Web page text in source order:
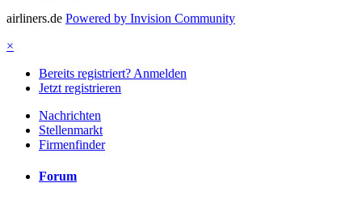
airliners.de Powered by Invision Community
×
Bereits registriert? Anmelden
Jetzt registrieren
Nachrichten
Stellenmarkt
Firmenfinder
Forum